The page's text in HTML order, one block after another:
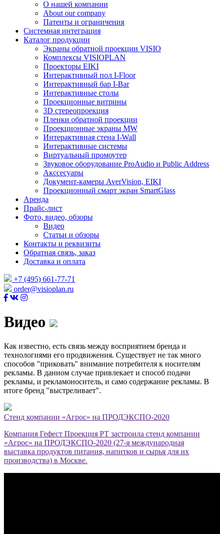
О нашей компании
About our company
Патенты и ограничения
Системная интеграция
Каталог продукции
Экраны обратной проекции VISIO
Комплексы VISIOPLAN
Проекторы EIKI
Интерактивный пол I-Floor
Интерактивный бар I-Bar
Интерактивные столы
Проекционные витрины
3D стереопроекция
Пленки обратной проекции
Проекционные экраны MW
Интерактивная стена I-Wall
Интерактивные системы
Виртуальный промоутер
Звуковое оборудование ProAudio и Public Address
Акссесуары
Документ-камеры AverVision, EIKI
Проекционный смарт экран SmartGlass
Аренда
Прайс-лист
Фото, видео, обзоры
Видео
Статьи и обзоры
Контакты и реквизиты
Обратная связь, заказ
Доставка и оплата
+7 (495) 661-77-71
order@visioplan.ru
Видео
Как известно, есть связь между восприятием бренда и
технологиями его продвижения. Существует не так много
способов "приковать" внимание потребителя к носителям
рекламы. В данном случае привлекает и способ подачи
рекламы, и рекламоноситель, и само содержание рекламы. В
итоге бренд "выстреливает".
Стенд компании «Агрос» на ПРОДЭКСПО-2020
Компания Гефест Проекция РТ застроила стенд компании
«Агрос» на ПРОДЭКСПО-2020 (27-я международная
выставка продуктов питания, напитков и сырья для их
производства) в Москве.